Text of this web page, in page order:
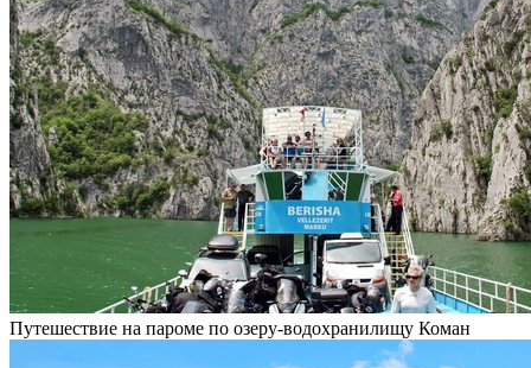
Путешествие на пароме по озеру-водохранилищу Коман